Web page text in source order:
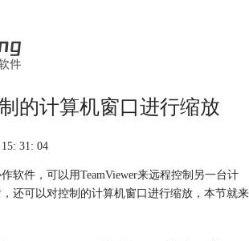
的计算机窗口进行缩放
31: 04
软件，可以用TeamViewer来远程控制另一台计
还可以对控制的计算机窗口进行缩放，本节就来